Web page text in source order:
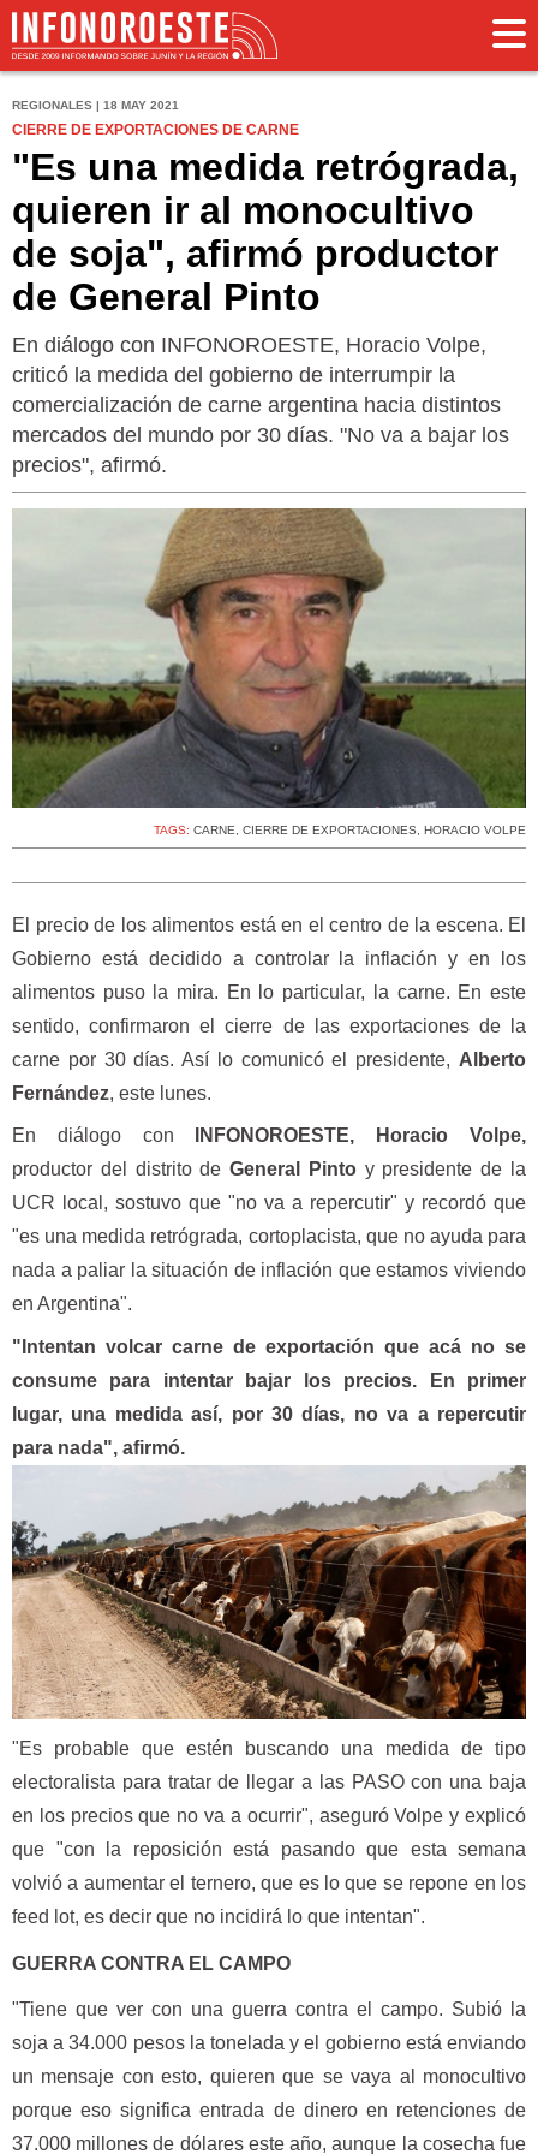
REGIONALES | 18 MAY 2021
CIERRE DE EXPORTACIONES DE CARNE
"Es una medida retrógrada,
quieren ir al monocultivo
de soja", afirmó productor
de General Pinto
En diálogo con INFONOROESTE, Horacio Volpe,
criticó la medida del gobierno de interrumpir la
comercialización de carne argentina hacia distintos
mercados del mundo por 30 días. "No va a bajar los
precios", afirmó.
TAGS: CARNE, CIERRE DE EXPORTACIONES, HORACIO VOLPE
El precio de los alimentos está en el centro de la escena. El
Gobierno está decidido a controlar la inflación y en los
alimentos puso la mira. En lo particular, la carne. En este
sentido, confirmaron el cierre de las exportaciones de la
carne por 30 días. Así lo comunicó el presidente, Alberto
Fernández, este lunes.
En diálogo con
INFONOROESTE, Horacio Volpe,
productor del distrito de General Pintoy presidente de la
UCR local, sostuvo que "no va a repercutir" y recordó que
"es una medida retrógrada, cortoplacista, que no ayuda para
nada a paliar la situación de inflación que estamos viviendo
en Argentina".
"Intentan volcar carne de exportación que acá no se
consume para intentar bajar los precios. En primer
lugar, una medida así, por 30 días, no va a repercutir
para nada", afirmó.
"Es probable que estén buscando una medida de tipo
electoralista para tratar de llegar a las PASO con una baja
en los precios que no va a ocurrir", aseguró Volpe y explicó
que "con la reposición está pasando que esta semana
volvió a aumentar el ternero, que es lo que se repone en los
feed lot, es decir que no incidirá lo que intentan".
GUERRA CONTRA EL CAMPO
"Tiene que ver con una guerra contra el campo. Subió la
soja a 34.000 pesos la tonelada y el gobierno está enviando
un mensaje con esto, quieren que se vaya al monocultivo
porque eso significa entrada de dinero en retenciones de
37.000 millones de dólares este año, aunque la cosecha fue